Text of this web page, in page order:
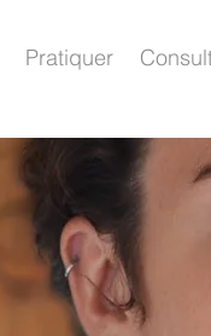
Pratiquer